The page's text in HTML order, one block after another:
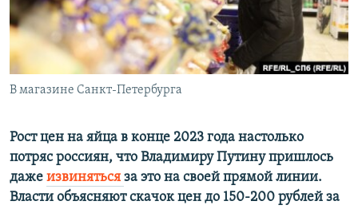
ПОДПИШИТЕСЬ НА РАССЫЛКУ
СОЦИАЛЬНЫЕ СЕТИ
Все сайты РСЕ/РС
В магазине Санкт-Петербурга
Рост цен на яйца в конце 2023 года настолько
потряс россиян, что Владимиру Путину пришлось
даже извиняться за это на своей прямой линии.
Власти объясняют скачок цен до 150-200 рублей за